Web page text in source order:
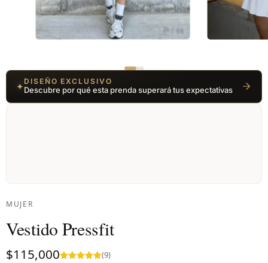
01 / 03
✦ DISEÑO EXCLUSIVO
Descubre por qué esta prenda superará tus expectativas
MUJER
Vestido Pressfit
$115,000 (9)